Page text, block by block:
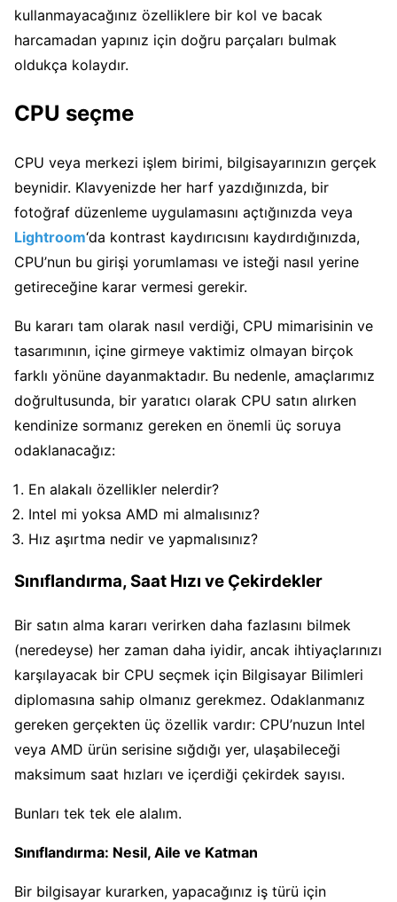
kullanmayacağınız özelliklere bir kol ve bacak
harcamadan yapınız için doğru parçaları bulmak
oldukça kolaydır.
CPU seçme
CPU veya merkezi işlem birimi, bilgisayarınızın gerçek
beynidir. Klavyenizde her harf yazdığınızda, bir
fotoğraf düzenleme uygulamasını açtığınızda veya
Lightroom‘da kontrast kaydırıcısını kaydırdığınızda,
CPU’nun bu girişi yorumlaması ve isteği nasıl yerine
getireceğine karar vermesi gerekir.
Bu kararı tam olarak nasıl verdiği, CPU mimarisinin ve
tasarımının, içine girmeye vaktimiz olmayan birçok
farklı yönüne dayanmaktadır. Bu nedenle, amaçlarımız
doğrultusunda, bir yaratıcı olarak CPU satın alırken
kendinize sormanız gereken en önemli üç soruya
odaklanacağız:
En alakalı özellikler nelerdir?
Intel mi yoksa AMD mi almalısınız?
Hız aşırtma nedir ve yapmalısınız?
Sınıflandırma, Saat Hızı ve Çekirdekler
Bir satın alma kararı verirken daha fazlasını bilmek
(neredeyse) her zaman daha iyidir, ancak ihtiyaçlarınızı
karşılayacak bir CPU seçmek için Bilgisayar Bilimleri
diplomasına sahip olmanız gerekmez. Odaklanmanız
gereken gerçekten üç özellik vardır: CPU’nuzun Intel
veya AMD ürün serisine sığdığı yer, ulaşabileceği
maksimum saat hızları ve içerdiği çekirdek sayısı.
Bunları tek tek ele alalım.
Sınıflandırma: Nesil, Aile ve Katman
Bir bilgisayar kurarken, yapacağınız iş türü için